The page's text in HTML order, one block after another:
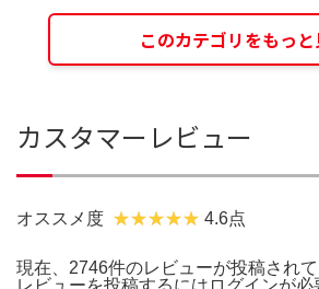
このカテゴリをもっと
カスタマーレビュー
オススメ度 4.6点
現在、2746件のレビューが投稿されて
レビューを投稿するには ログインが必